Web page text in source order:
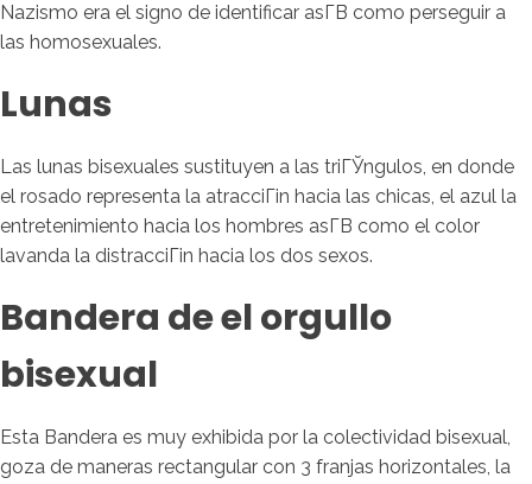
Nazismo era el signo de identificar asГ­В­ como perseguir a
las homosexuales.
Lunas
Las lunas bisexuales sustituyen a las triГЎngulos, en donde
el rosado representa la atracciГіn hacia las chicas, el azul la
entretenimiento hacia los hombres asГ­В­ como el color
lavanda la distracciГіn hacia los dos sexos.
Bandera de el orgullo
bisexual
Esta Bandera es muy exhibida por la colectividad bisexual,
goza de maneras rectangular con 3 franjas horizontales, la